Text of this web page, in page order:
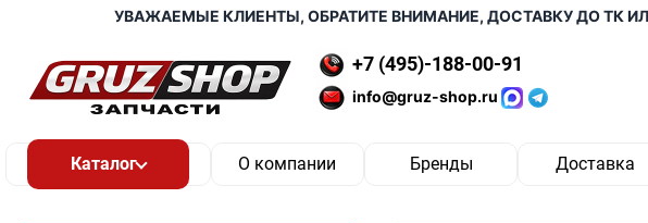
УВАЖАЕМЫЕ КЛИЕНТЫ, ОБРАТИТЕ ВНИМАНИЕ, ДОСТАВКУ ДО ТК
+7 (495)-188-00-91
info@gruz-shop.ru
О компании Бренды Доставка